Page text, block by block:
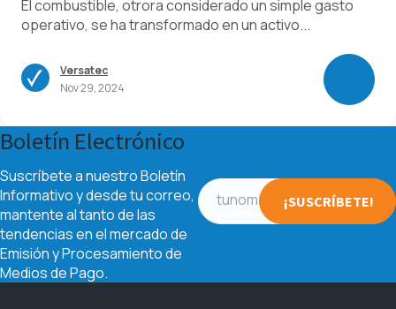
El combustible, otrora considerado un simple gasto
operativo, se ha transformado en un activo...
Versatec
Nov 29, 2024
Boletín Electrónico
Suscríbete a nuestro Boletín
Informativo y desde tu correo,
mantente al tanto de las
tendencias en el mercado de
Emisión y Procesamiento de
Medios de Pago.